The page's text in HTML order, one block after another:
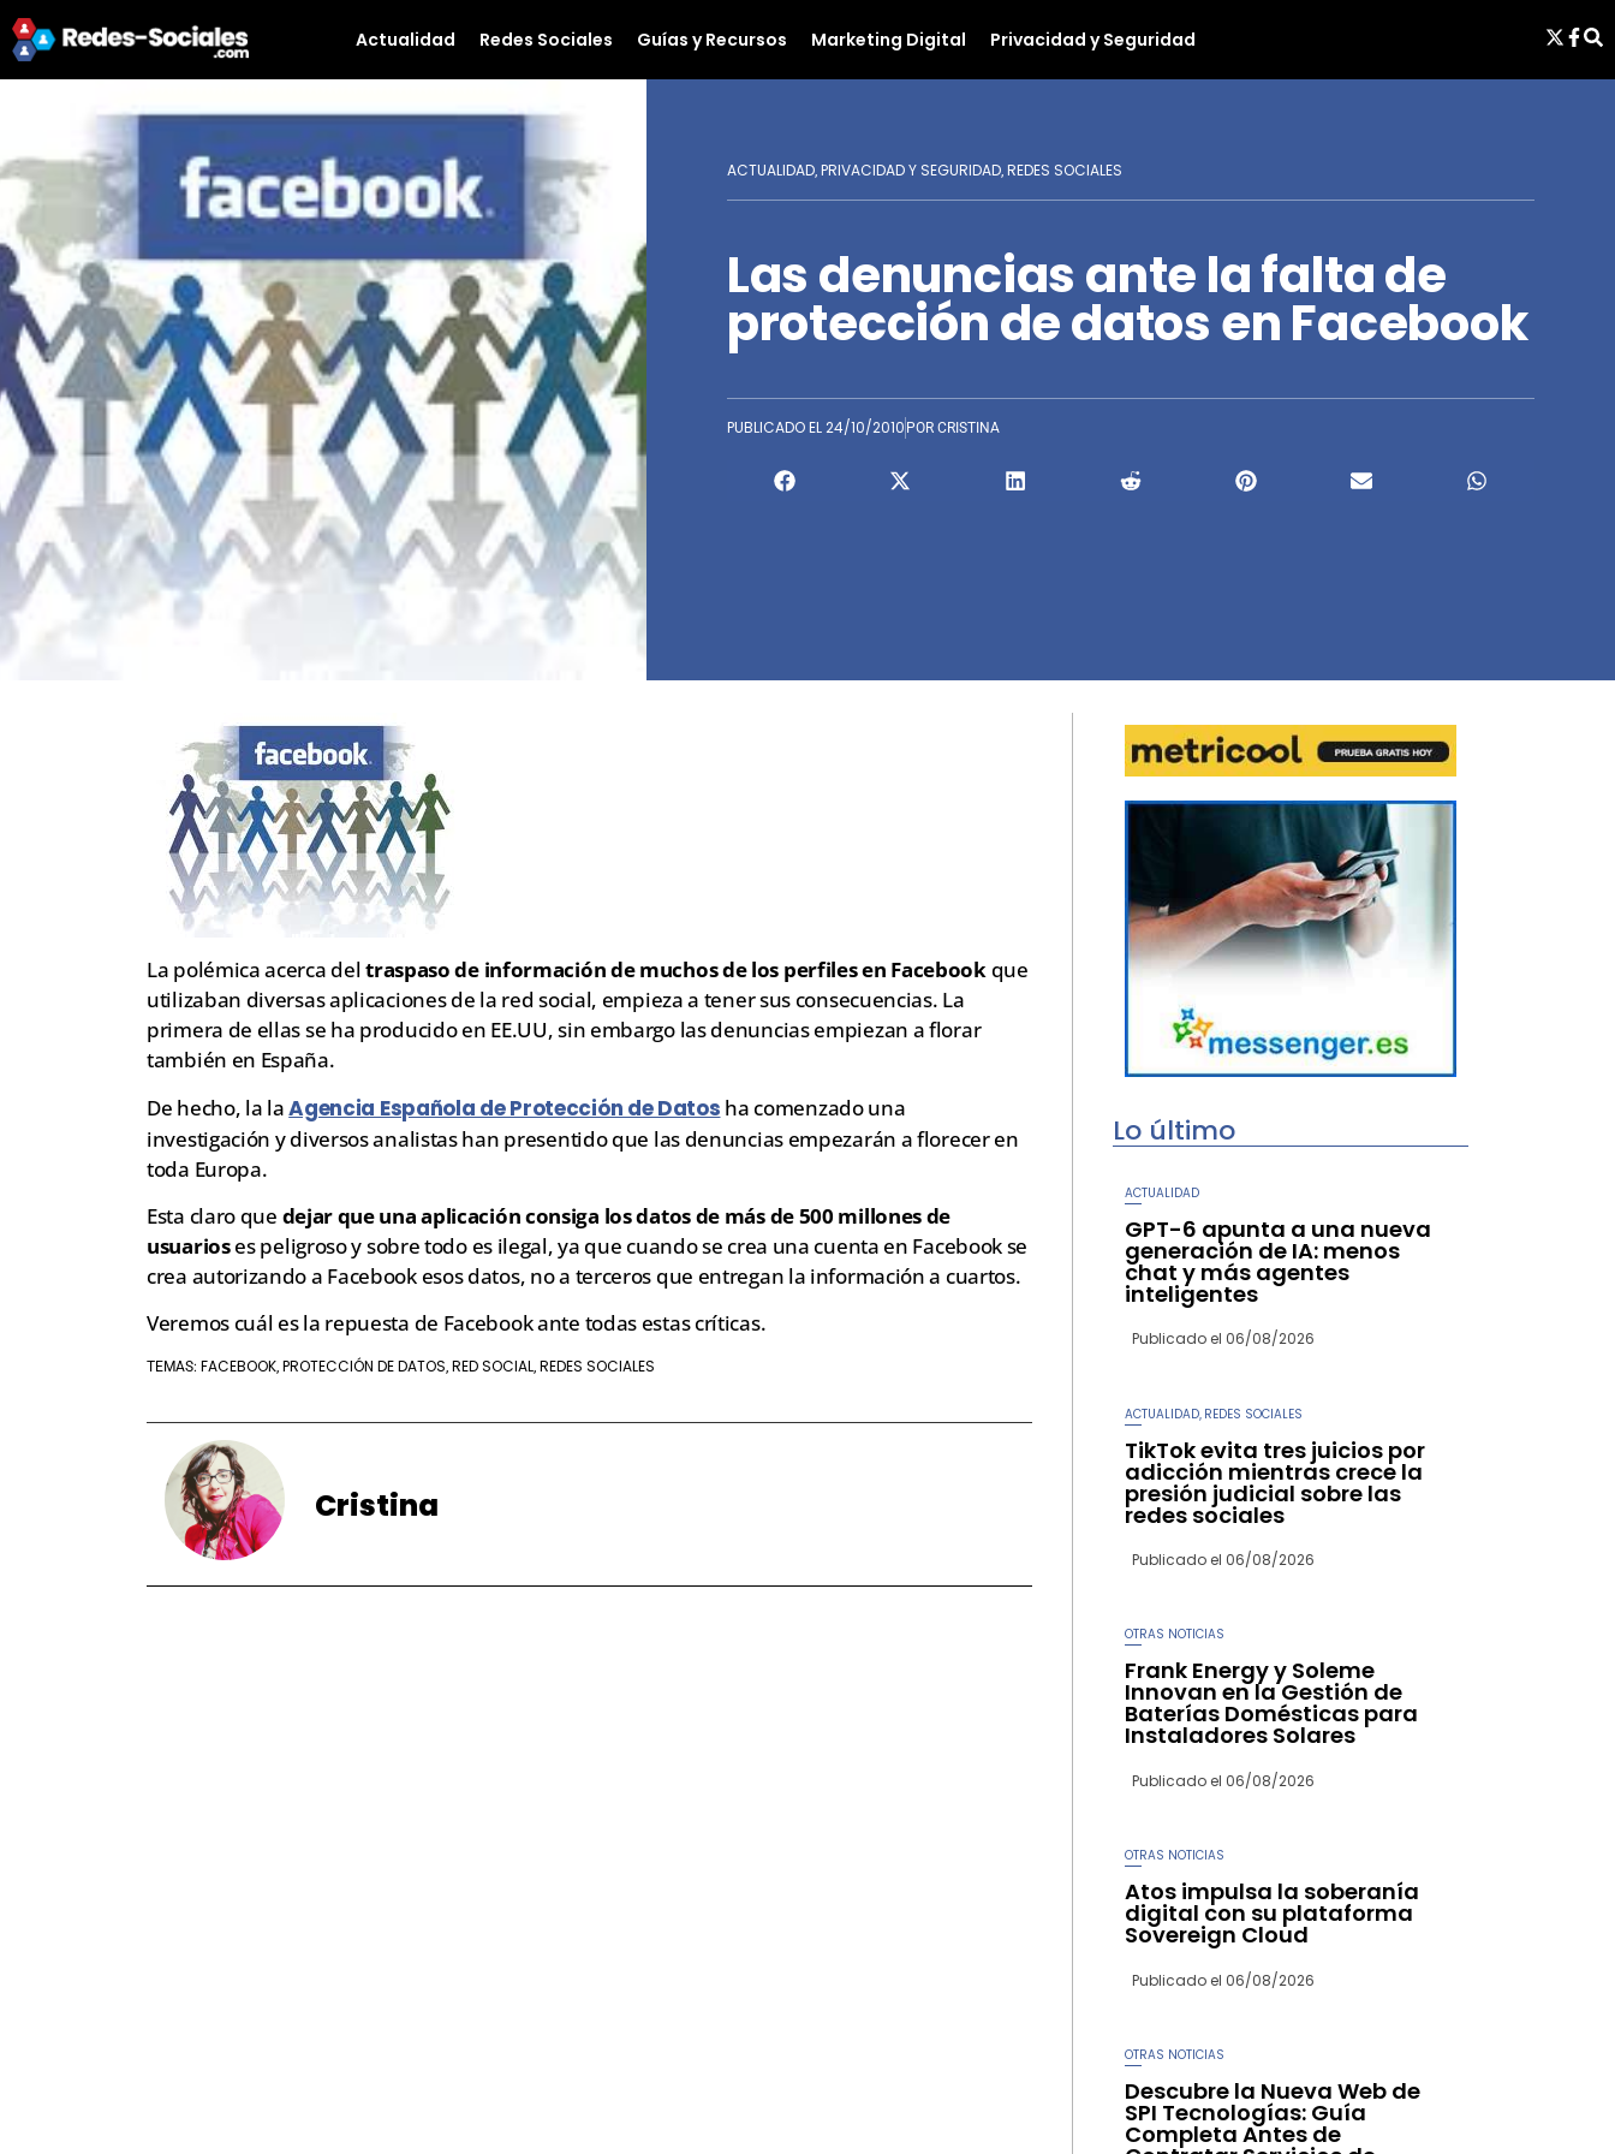
Actualidad Redes Sociales Guías y Recursos Marketing Digital Privacidad y Seguridad
ACTUALIDAD, PRIVACIDAD Y SEGURIDAD, REDES SOCIALES
Las denuncias ante la falta de
protección de datos en Facebook
PUBLICADO EL24/10/2010 POR CRISTINA
La polémica acerca deltraspaso de información de muchos de los perfiles en Facebook que
utilizaban diversas aplicaciones de la red social, empieza a tener sus consecuencias. La
primera de ellas se ha producido en EE.UU, sin embargo las denuncias empiezan a florar
también en España.
De hecho, la laAgencia Española de Protección de Datos ha comenzado una
investigación y diversos analistas han presentido que las denuncias empezarán a florecer en
toda Europa.
Esta claro que dejar que una aplicación consiga los datos de más de 500 millones de
usuarioses peligroso y sobre todo es ilegal, ya que cuando se crea una cuenta en Facebook se
crea autorizando a Facebook esos datos, no a terceros que entregan la información a cuartos.
Veremos cuál es la repuesta de Facebook ante todas estas críticas.
TEMAS: FACEBOOK, PROTECCIÓN DE DATOS, RED SOCIAL, REDES SOCIALES
Cristina
Lo último
ACTUALIDAD
GPT-6 apunta a una nueva
generación de IA: menos
chat y más agentes
inteligentes
Publicado el 06/08/2026
ACTUALIDAD REDES SOCIALES
TikTok evita tres juicios por
adicción mientras crece la
presión judicial sobre las
redes sociales
Publicado el 06/08/2026
OTRAS NOTICIAS
Frank Energy y Soleme
Innovan en la Gestión de
Baterías Domésticas para
Instaladores Solares
Publicado el 06/08/2026
OTRAS NOTICIAS
Atos impulsa la soberanía
digital con su plataforma
Sovereign Cloud
Publicado el 06/08/2026
OTRAS NOTICIAS
Descubre la Nueva Web de
SPI Tecnologías: Guía
Completa Antes de